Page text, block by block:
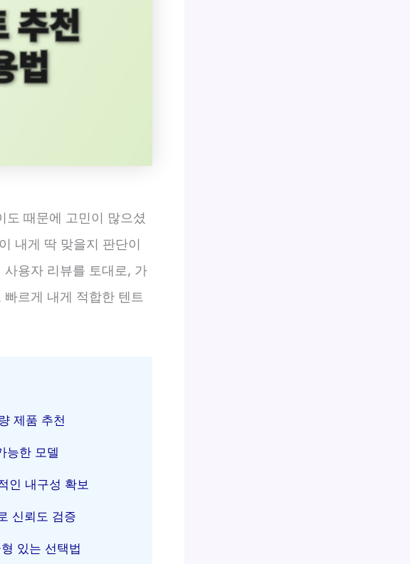
때문에 고민이 많으셨
내게 딱 맞을지 판단이
용자 리뷰를 토대로, 가
르게 내게 적합한 텐트
제품 추천
능한 모델
인 내구성 확보
신뢰도 검증
있는 선택법